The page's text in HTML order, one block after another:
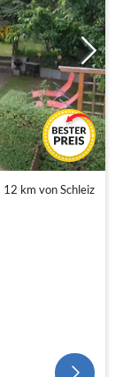
12 km von Schleiz